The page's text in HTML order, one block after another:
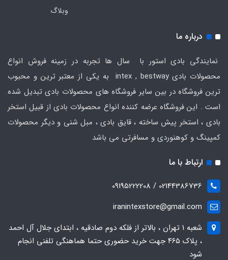
وبلاگ
درباره ما
نمایندگی بادی استور با سال ها تجربه در زمینه فروش انواع
محصولات بادی intex , bestway به یکی از معتبر ترین و محبوب
ترین فروشگاه در بین سایر فروشگاه های محصولات بادی تبدیل شده
است . این فروشگاه عرضه کننده انواع محصولات بادی از قبیل استخر
بادی ، استخر پیش ساخته ، قایق بادی ، مبل شنی و دیگر محصولات
کمپینگ و کوهنوردی و مسافرتی می باشد
ارتباط با ما
02144386736 / 09195222208
iranintexstore@gmail.com
شعبه ۱ تهران ، بالاتر از فلکه دوم صادقیه ، ابتدای جلال آل احمد
، پلاک ۴۶۵ جهت خرید حضوری حتما هماهنگی تلفنی انجام
شود